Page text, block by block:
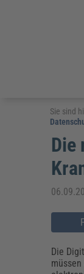
Bau,
Sie sind
Die
Die